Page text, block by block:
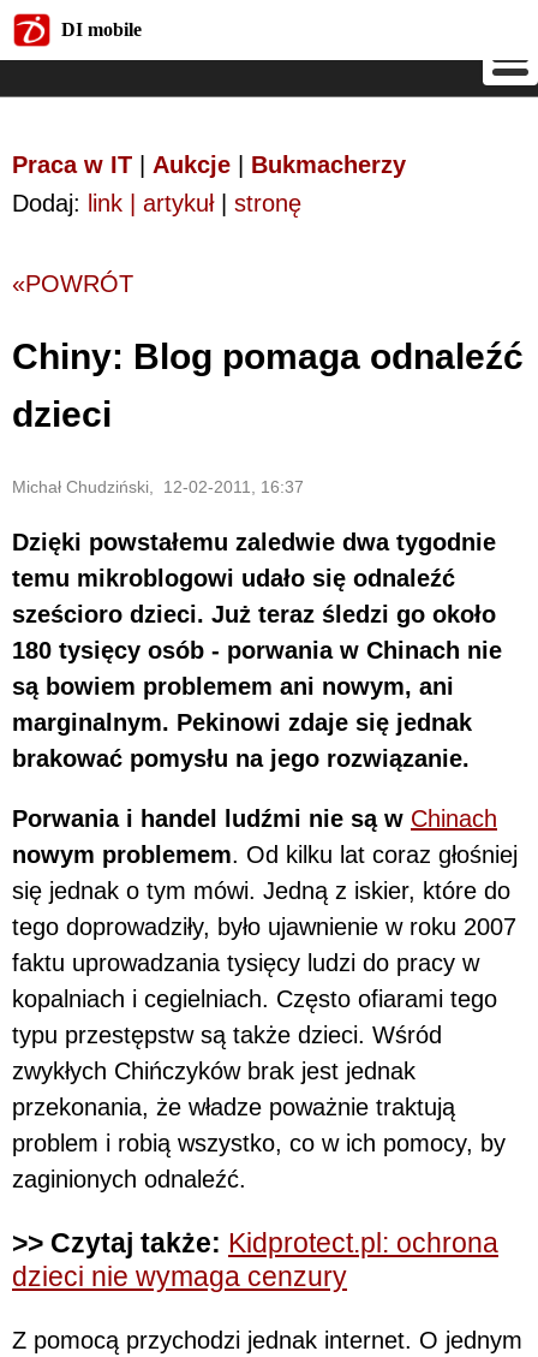
DI mobile
Praca w IT Aukcje
Bukmacherzy
Dodaj: link | artykuł| stronę
«POWRÓT
Chiny: Blog pomaga odnaleźć
dzieci
Michał Chudziński, 12-02-2011, 16:37
Dzięki powstałemu zaledwie dwa tygodnie
temu mikroblogowi udało się odnaleźć
sześcioro dzieci. Już teraz śledzi go około
180 tysięcy osób - porwania w Chinach nie
są bowiem problemem ani nowym, ani
marginalnym. Pekinowi zdaje się jednak
brakować pomysłu na jego rozwiązanie.
Porwania i handel ludźmi nie są w Chinach
nowym problemem. Od kilku lat coraz głośniej
się jednak o tym mówi. Jedną z iskier, które do
tego doprowadziły, było ujawnienie w roku 2007
faktu uprowadzania tysięcy ludzi do pracy w
kopalniach i cegielniach. Często ofiarami tego
typu przestępstw są także dzieci. Wśród
zwykłych Chińczyków brak jest jednak
przekonania, że władze poważnie traktują
problem i robią wszystko, co w ich pomocy, by
zaginionych odnaleźć.
>> Czytaj także: Kidprotect.pl: ochrona
dzieci nie wymaga cenzury
Z pomocą przychodzi jednak internet. O jednym
DI mobile